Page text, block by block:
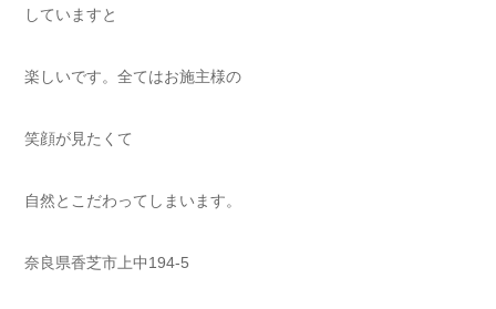
していますと
楽しいです。全てはお施主様の
笑顔が見たくて
自然とこだわってしまいます。
奈良県香芝市上中194-5